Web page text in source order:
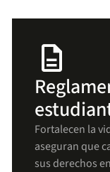
description
Fortalecen la
aseguran que
sus derechos